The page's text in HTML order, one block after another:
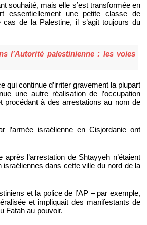
souhaité, mais elle s’est transformée en
essentiellement une petite classe de
cas de la Palestine, il s’agit toujours du
l’Autorité palestinienne : les voies
qui continue d’irriter gravement la plupart
une autre réalisation de l’occupation
procédant à des arrestations au nom de
l’armée israélienne en Cisjordanie ont
l’arrestation de Shtayyeh n’étaient
dans cette ville du nord de la
et la police de l’AP – par exemple,
et impliquait des manifestants de
Fatah au pouvoir.